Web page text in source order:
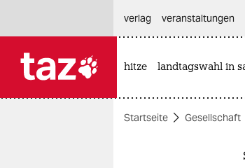
themen
verlag
veranstaltungen
hitze landtagswahl in
Startseite Gesellschaft